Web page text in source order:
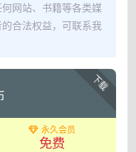
网站、书籍等各类媒
合法权益，可联系我
下载
永久会员
免费